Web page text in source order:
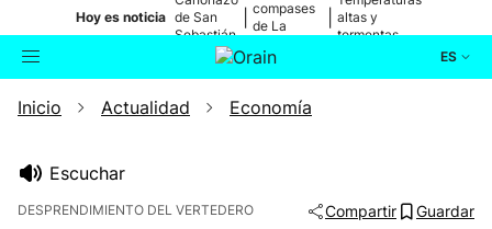
Hoy es noticia de San
Sebastián
compases
de La
altas y
tormentas
ES
Buscador Actualidad
Inicio Actualidad Economía
Escuchar
DESPRENDIMIENTO DEL VERTEDERO Compartir Guardar